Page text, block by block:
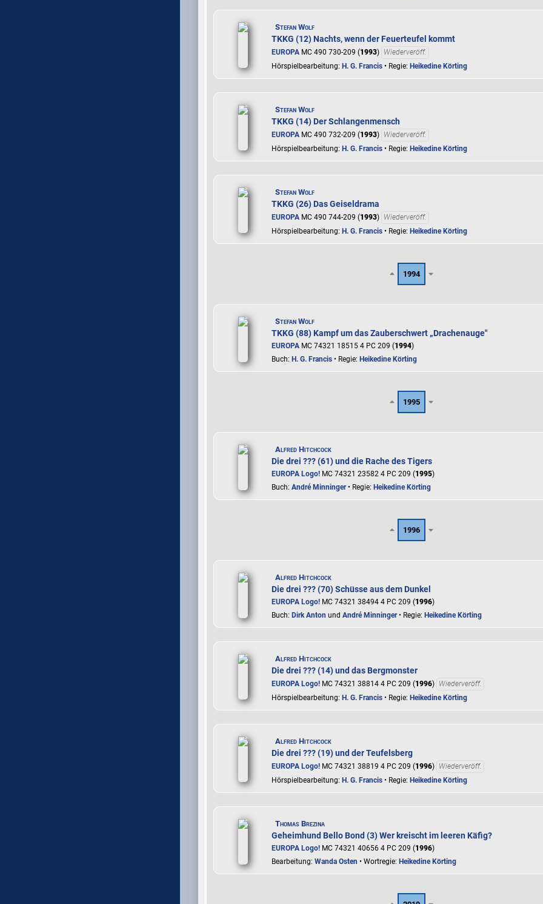
Stefan Wolf
TKKG (12) Nachts, wenn der Feuerteufel kommt
EUROPA MC 490 730-209 (1993) Wiederveröff.
Hörspielbearbeitung: H. G. Francis • Regie: Heikedine Körting
Stefan Wolf
TKKG (14) Der Schlangenmensch
EUROPA MC 490 732-209 (1993) Wiederveröff.
Hörspielbearbeitung: H. G. Francis • Regie: Heikedine Körting
Stefan Wolf
TKKG (26) Das Geiseldrama
EUROPA MC 490 744-209 (1993) Wiederveröff.
Hörspielbearbeitung: H. G. Francis • Regie: Heikedine Körting
1994
Stefan Wolf
TKKG (88) Kampf um das Zauberschwert „Drachenauge"
EUROPA MC 74321 18515 4 PC 209 (1994)
Buch: H. G. Francis • Regie: Heikedine Körting
1995
Alfred Hitchcock
Die drei ??? (61) und die Rache des Tigers
EUROPA Logo! MC 74321 23582 4 PC 209 (1995)
Buch: André Minninger• Regie: Heikedine Körting
1996
Alfred Hitchcock
Die drei ??? (70) Schüsse aus dem Dunkel
EUROPA Logo! MC 74321 38494 4 PC 209 (1996)
Buch: Dirk Anton und André Minninger• Regie: Heikedine Körting
Alfred Hitchcock
Die drei ??? (14) und das Bergmonster
EUROPA Logo! MC 74321 38814 4 PC 209 (1996) Wiederveröff.
Hörspielbearbeitung: H. G. Francis • Regie: Heikedine Körting
Alfred Hitchcock
Die drei ??? (19) und der Teufelsberg
EUROPA Logo! MC 74321 38819 4 PC 209 (1996) Wiederveröff.
Hörspielbearbeitung: H. G. Francis • Regie: Heikedine Körting
Thomas Brezina
Geheimhund Bello Bond (3) Wer kreischt im leeren Käfig?
EUROPA Logo! MC 74321 40656 4 PC 209 (1996)
Bearbeitung: Wanda Osten • Wortregie: Heikedine Körting